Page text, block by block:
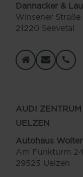
Dannacker &
Winsener Straße
21220 Seevetal
AUDI ZENTRUM
UELZEN
Autohaus
Am Funkturm 24
29525 Uelzen